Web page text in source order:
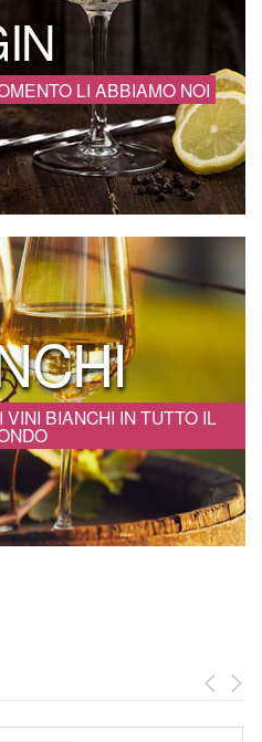
LI ABBIAMO NOI
BIANCHI IN TUTTO IL